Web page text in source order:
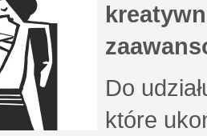
Do
które